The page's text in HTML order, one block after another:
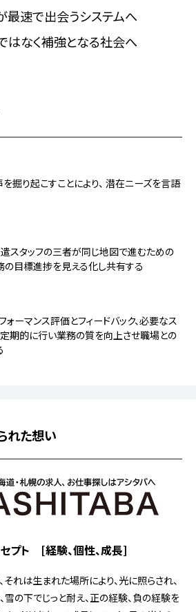
最速で出会うシステムへ
はなく補強となる社会へ
掘り起こすことにより、 潜在ニーズを言語
スタッフの三者が同じ地図で進むための
目標進捗を見える化し共有する
ォーマンス評価とフィードバック、必要なス
期的に行い業務の質を向上させ職場との
れた想い
プト [経験、個性、成長]
れは生まれた場所により、光に照らされ、
雪の下でじっと耐え、正の経験、負の経験を